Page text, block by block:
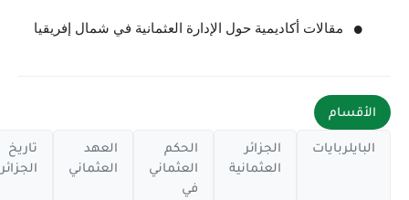
مقالات أكاديمية حول الإدارة العثمانية في شمال إفريقيا
الأقسام
البايلربايات
الجزائر
العثمانية
الحكم
العثماني
في
العهد
العثماني
تاريخ
الجزائر